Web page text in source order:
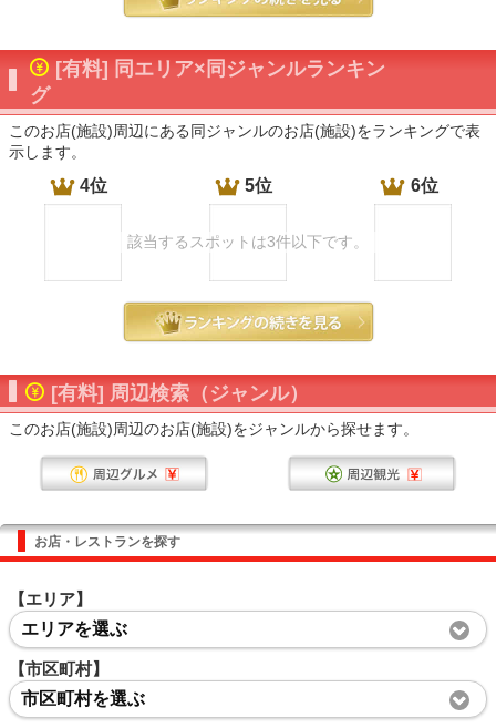
[有料] 同エリア×同ジャンルランキン
グ
このお店(施設)周辺にある同ジャンルのお店(施設)をランキングで表
示します。
4位 5位 6位
該当するスポットは3件以下です。
[有料] 周辺検索（ジャンル）
このお店(施設)周辺のお店(施設)をジャンルから探せます。
お店・レストランを探す
【エリア】
エリアを選ぶ
【市区町村】
市区町村を選ぶ